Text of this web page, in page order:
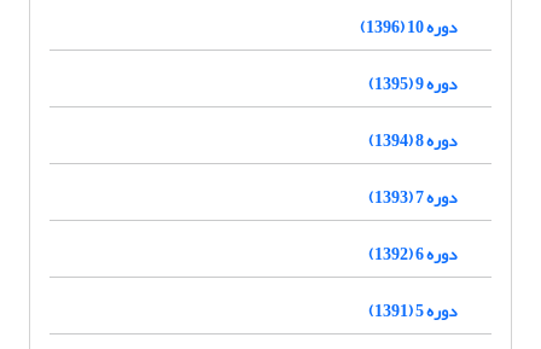
دوره 10 (1396)
دوره 9 (1395)
دوره 8 (1394)
دوره 7 (1393)
دوره 6 (1392)
دوره 5 (1391)